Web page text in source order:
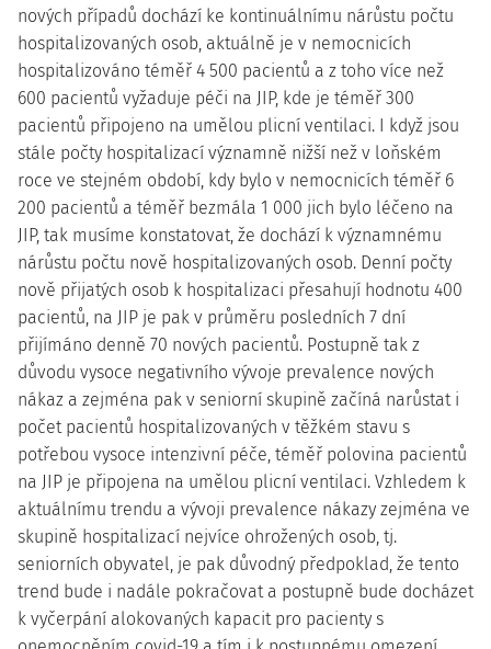
nových případů dochází ke kontinuálnímu nárůstu počtu
hospitalizovaných osob, aktuálně je v nemocnicích
hospitalizováno téměř 4 500 pacientů a z toho více než
600 pacientů vyžaduje péči na JIP, kde je téměř 300
pacientů připojeno na umělou plicní ventilaci. I když jsou
stále počty hospitalizací významně nižší než v loňském
roce ve stejném období, kdy bylo v nemocnicích téměř 6
200 pacientů a téměř bezmála 1 000 jich bylo léčeno na
JIP, tak musíme konstatovat, že dochází k významnému
nárůstu počtu nově hospitalizovaných osob. Denní počty
nově přijatých osob k hospitalizaci přesahují hodnotu 400
pacientů, na JIP je pak v průměru posledních 7 dní
přijímáno denně 70 nových pacientů. Postupně tak z
důvodu vysoce negativního vývoje prevalence nových
nákaz a zejména pak v seniorní skupině začíná narůstat i
počet pacientů hospitalizovaných v těžkém stavu s
potřebou vysoce intenzivní péče, téměř polovina pacientů
na JIP je připojena na umělou plicní ventilaci. Vzhledem k
aktuálnímu trendu a vývoji prevalence nákazy zejména ve
skupině hospitalizací nejvíce ohrožených osob, tj.
seniorních obyvatel, je pak důvodný předpoklad, že tento
trend bude i nadále pokračovat a postupně bude docházet
k vyčerpání alokovaných kapacit pro pacienty s